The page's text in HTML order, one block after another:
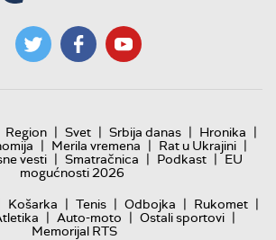
Region | Svet | Srbija danas | Hronika |
| Merila vremena | Rat u Ukrajini |
vesti | Smatračnica | Podkast | EU
mogućnosti 2026
Košarka | Tenis | Odbojka | Rukomet |
| Auto-moto | Ostali sportovi |
Memorijal RTS